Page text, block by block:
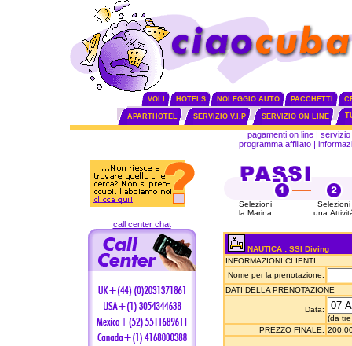
VOLI HOTELS NOLEGGIO AUTO PACCHETTI
APARTHOTEL SERVIZIO V.I.P SERVIZIO ON LINE
call center chat
pagamenti on line | servizio
programma affiliato|
Selezioni
la Marina
Selezioni
una
NAUTICA : SSI Diving
INFORMAZIONI CLIENTI
Nome per la prenotazione:
DATI DELLA PRENOTAZIONE
Data:
(da
PREZZO FINALE: